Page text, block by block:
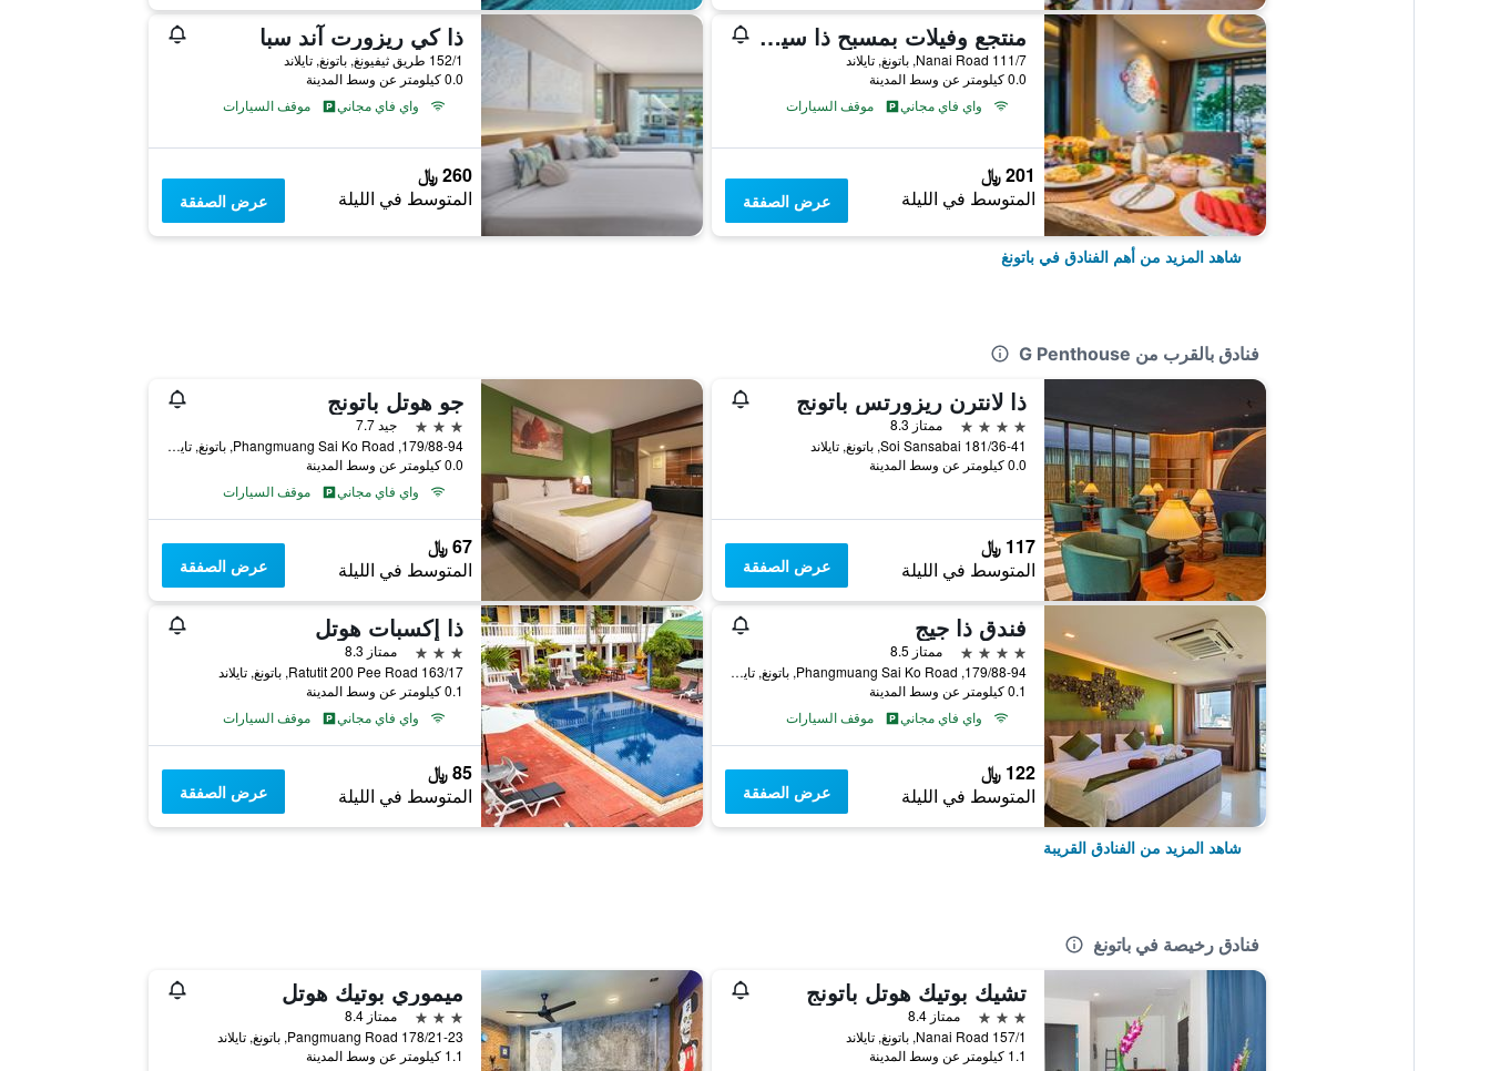
منتجع وفيلات بمسبح ذا سينسيز، بوكيت
111/7 Nanai Road, باتونغ, تايلاند
0.0 كيلومتر عن وسط المدينة
واي فاي مجاني
موقف السيارات
201 ﷼
المتوسط في الليلة عرض الصفقة
ذا كي ريزورت آند سبا
152/1 طريق ثيفيونغ, باتونغ, تايلاند
0.0 كيلومتر عن وسط المدينة
واي فاي مجاني
موقف السيارات
260 ﷼
المتوسط في الليلة عرض الصفقة
شاهد المزيد من أهم الفنادق في باتونغ
فنادق بالقرب من G Penthouse
ذا لانترن ريزورتس باتونج
4 نجوم
ممتاز 8.3
181/36-41 Soi Sansabai, باتونغ, تايلاند
0.0 كيلومتر عن وسط المدينة
117 ﷼
المتوسط في الليلة عرض الصفقة
جو هوتل باتونج
3 نجوم
جيد 7.7
179/88-94, Phangmuang Sai Ko Road, باتونغ, تايلاند
0.0 كيلومتر عن وسط المدينة
واي فاي مجاني
موقف السيارات
67 ﷼
المتوسط في الليلة عرض الصفقة
فندق ذا جيج
4 نجوم
ممتاز 8.5
179/88-94, Phangmuang Sai Ko Road, باتونغ, تايلاند
0.1 كيلومتر عن وسط المدينة
واي فاي مجاني
موقف السيارات
122 ﷼
المتوسط في الليلة عرض الصفقة
ذا إكسبات هوتل
3 نجوم
ممتاز 8.3
163/17 Ratutit 200 Pee Road, باتونغ, تايلاند
0.1 كيلومتر عن وسط المدينة
واي فاي مجاني
موقف السيارات
85 ﷼
المتوسط في الليلة عرض الصفقة
شاهد المزيد من الفنادق القريبة
فنادق رخيصة في باتونغ
تشيك بوتيك هوتل باتونج
3 نجوم
ممتاز 8.4
157/1 Nanai Road, باتونغ, تايلاند
1.1 كيلومتر عن وسط المدينة
ميموري بوتيك هوتل
3 نجوم
ممتاز 8.4
178/21-23 Pangmuang Road, باتونغ, تايلاند
1.1 كيلومتر عن وسط المدينة